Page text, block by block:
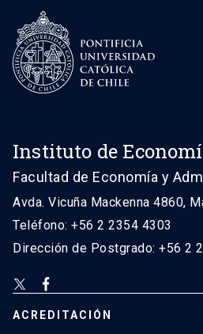
Instituto de
Facultad de Economía y
Avda. Vicuña Mackenna 4860,
Teléfono: +56 2 2354 4303
Dirección de Postgrado: +56 2
ACREDITACIÓN